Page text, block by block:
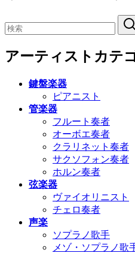
アーティストカテ
鍵盤楽器
ピアニスト
管楽器
フルート奏者
オーボエ奏者
クラリネット奏者
サクソフォン奏者
ホルン奏者
弦楽器
ヴァイオリニスト
チェロ奏者
声楽
ソプラノ歌手
メゾ・ソプラノ歌